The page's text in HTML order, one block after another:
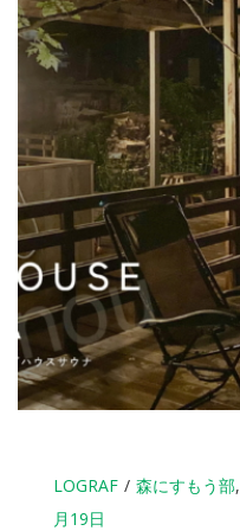
LOGRAF 森にすもう部,
月19日